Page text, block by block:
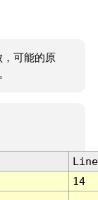
可能的原
Line
14